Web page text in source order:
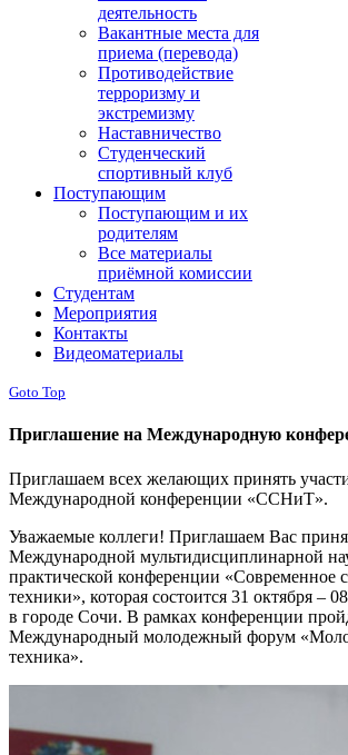
деятельность
Вакантные места для
приема (перевода)
Противодействие
терроризму и
экстремизму
Наставничество
Студенческий
спортивный клуб
Поступающим
Поступающим и их
родителям
Все материалы
приёмной комиссии
Студентам
Мероприятия
Контакты
Видеоматериалы
Goto Top
Приглашение на Международную
Приглашаем всех желающих принять
Международной конференции «ССНиТ».
Уважаемые коллеги! Приглашаем Вас
Международной мультидисциплинарной
практической конференции «Современное
техники», которая состоится 31 октября –
в городе Сочи. В рамках конференции
Международный молодежный форум
техника».